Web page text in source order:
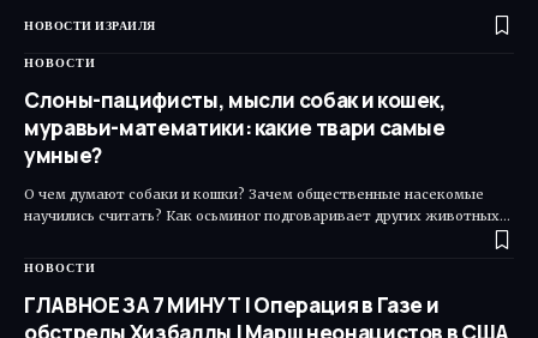
НОВОСТИ ИЗРАИЛЯ
НОВОСТИ
Слоны-пацифисты, мысли собак и кошек,
муравьи-математики: какие твари самые
умные?
О чем думают собаки и кошки? Зачем общественные насекомые
научились считать? Как осьминог подговаривает других животных…
НОВОСТИ
ГЛАВНОЕ ЗА 7 МИНУТ | Операция в Газе и
обстрелы Хизбаллы | Марш неонацистов в США